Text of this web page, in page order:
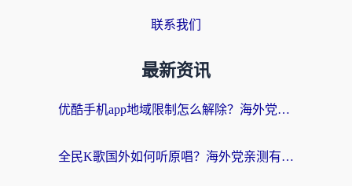
联系我们
最新资讯
优酷手机app地域限制怎么解除？海外党亲测有效的追剧方案
全民K歌国外如何听原唱？海外党亲测有效的回国加速器选择指南